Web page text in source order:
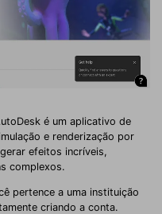
é um aplicativo de
e renderização por
efeitos incríveis,
complexos.
pertence a uma instituição
criando a conta.